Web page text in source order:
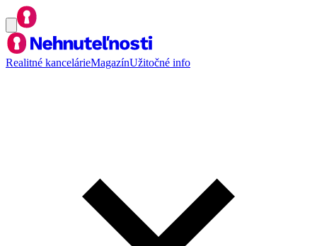
Realitné kancelárieMagazínUžitočné info